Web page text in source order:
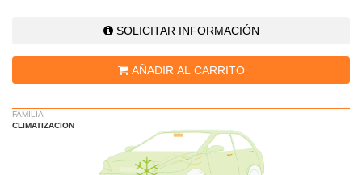
SOLICITAR INFORMACIÓN
AÑADIR AL CARRITO
FAMILIA
CLIMATIZACION